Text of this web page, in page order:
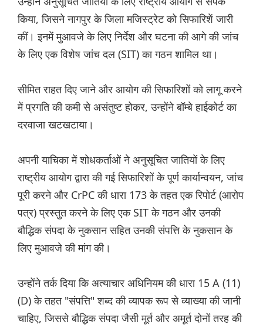
किया, जिसने नागपुर के जिला मजिस्ट्रेट को सिफारिशें जारी
कीं। इनमें मुआवजे के लिए निर्देश और घटना की आगे की जांच
के लिए एक विशेष जांच दल (SIT) का गठन शामिल था।
सीमित राहत दिए जाने और आयोग की सिफारिशों को लागू करने
में प्रगति की कमी से असंतुष्ट होकर, उन्होंने बॉम्बे हाईकोर्ट का
दरवाजा खटखटाया।
अपनी याचिका में शोधकर्ताओं ने अनुसूचित जातियों के लिए
राष्ट्रीय आयोग द्वारा की गई सिफारिशों के पूर्ण कार्यान्वयन, जांच
पूरी करने और CrPC की धारा 173 के तहत एक रिपोर्ट (आरोप
पत्र) प्रस्तुत करने के लिए एक SIT के गठन और उनकी
बौद्धिक संपदा के नुकसान सहित उनकी संपत्ति के नुकसान के
लिए मुआवजे की मांग की।
उन्होंने तर्क दिया कि अत्याचार अधिनियम की धारा 15 A (11)
(D) के तहत "संपत्ति" शब्द की व्यापक रूप से व्याख्या की जानी
चाहिए, जिससे बौद्धिक संपदा जैसी मूर्त और अमूर्त दोनों तरह की